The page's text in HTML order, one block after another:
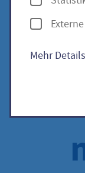
t
i
o
n
Mehr